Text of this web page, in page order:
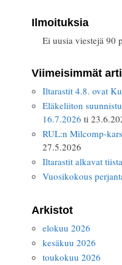
Ilmoituksia
Ei uusia viestejä 90
Viimeisimmät
Iltarastit 4.8. ovat
Eläkeliiton
16.7.2026 ti
RUL:n Milcomp-
27.5.2026
Iltarastit alkavat
Vuosikokous
Arkistot
elokuu 2026
kesäkuu 2026
toukokuu 2026